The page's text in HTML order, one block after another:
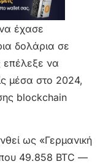
έχασε
δολάρια σε
να
μέσα στο 2024,
blockchain
ως «Γερμανική
49.858 BTC —